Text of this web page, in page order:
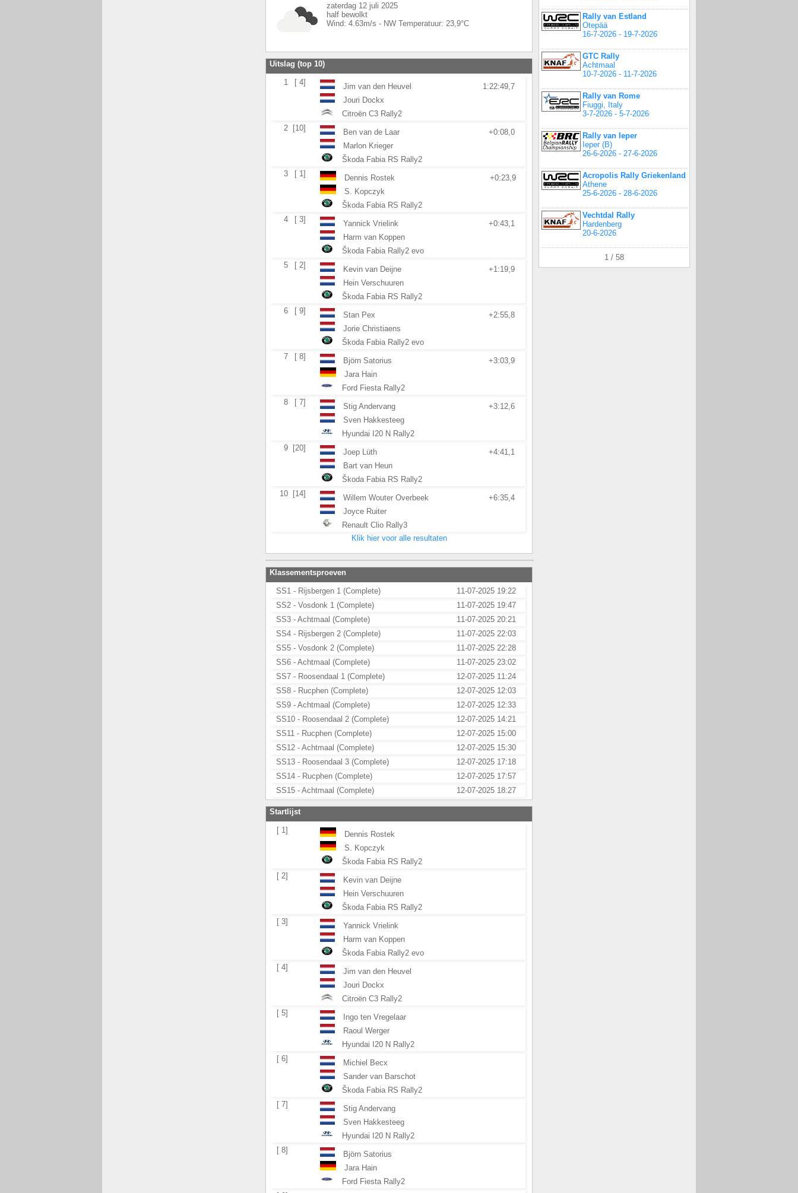
zaterdag 12 juli 2025
half bewolkt
Wind: 4.63m/s - NW Temperatuur: 23,9°C
Uitslag (top 10)
1 [ 4] Jim van den Heuvel
1:22:49,7
Jouri Dockx
Citroën C3 Rally2
2
[10] Ben van de Laar
+0:08,0
Marlon Krieger
Škoda Fabia RS Rally2
3
[ 1] Dennis Rostek
+0:23,9
S. Kopczyk
Škoda Fabia RS Rally2
4
[ 3] Yannick Vrielink
+0:43,1
Harm van Koppen
Škoda Fabia Rally2 evo
5
[ 2] Kevin van Deijne
+1:19,9
Hein Verschuuren
Škoda Fabia RS Rally2
6
[ 9] Stan Pex
+2:55,8
Jorie Christiaens
Škoda Fabia Rally2 evo
7
[ 8] Björn Satorius
+3:03,9
Jara Hain
Ford Fiesta Rally2
8
[ 7] Stig Andervang
+3:12,6
Sven Hakkesteeg
Hyundai I20 N Rally2
9
[20] Joep Lüth
+4:41,1
Bart van Heun
Škoda Fabia RS Rally2
10
[14] Willem Wouter Overbeek
+6:35,4
Joyce Ruiter
Renault Clio Rally3
Klik hier voor alle resultaten
Klassementsproeven
SS1 - Rijsbergen 1 (Complete)
11-07-2025 19:22
SS2 - Vosdonk 1 (Complete)
11-07-2025 19:47
SS3 - Achtmaal (Complete)
11-07-2025 20:21
SS4 - Rijsbergen 2 (Complete)
11-07-2025 22:03
SS5 - Vosdonk 2 (Complete)
11-07-2025 22:28
SS6 - Achtmaal (Complete)
11-07-2025 23:02
SS7 - Roosendaal 1 (Complete)
12-07-2025 11:24
SS8 - Rucphen (Complete)
12-07-2025 12:03
SS9 - Achtmaal (Complete)
12-07-2025 12:33
SS10 - Roosendaal 2 (Complete)
12-07-2025 14:21
SS11 - Rucphen (Complete)
12-07-2025 15:00
SS12 - Achtmaal (Complete)
12-07-2025 15:30
SS13 - Roosendaal 3 (Complete)
12-07-2025 17:18
SS14 - Rucphen (Complete)
12-07-2025 17:57
SS15 - Achtmaal (Complete)
12-07-2025 18:27
Startlijst
[ 1]
Dennis Rostek
S. Kopczyk
Škoda Fabia RS Rally2
[ 2]
Kevin van Deijne
Hein Verschuuren
Škoda Fabia RS Rally2
[ 3]
Yannick Vrielink
Harm van Koppen
Škoda Fabia Rally2 evo
[ 4]
Jim van den Heuvel
Jouri Dockx
Citroën C3 Rally2
[ 5]
Ingo ten Vregelaar
Raoul Werger
Hyundai I20 N Rally2
[ 6]
Michiel Becx
Sander van Barschot
Škoda Fabia RS Rally2
[ 7]
Stig Andervang
Sven Hakkesteeg
Hyundai I20 N Rally2
[ 8]
Björn Satorius
Jara Hain
Ford Fiesta Rally2
Rally van Estland
Otepää
16-7-2026 - 19-7-2026
GTC Rally
Achtmaal
10-7-2026 - 11-7-2026
Rally van Rome
Fiuggi, Italy
3-7-2026 - 5-7-2026
Rally van Ieper
Ieper (B)
26-6-2026 - 27-6-2026
Acropolis Rally Griekenland
Athene
25-6-2026 - 28-6-2026
Vechtdal Rally
Hardenberg
20-6-2026
1 / 58